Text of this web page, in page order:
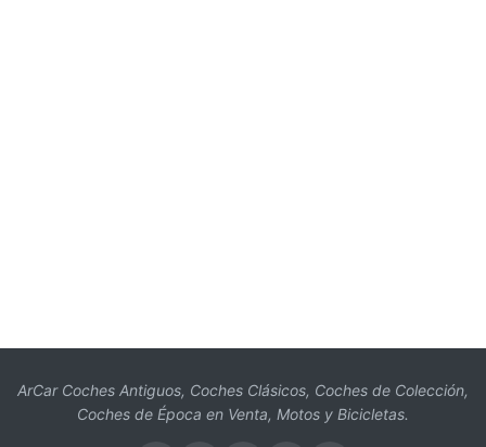
ArCar Coches Antiguos, Coches Clásicos, Coches de Colección,
Coches de Época en Venta, Motos y Bicicletas.